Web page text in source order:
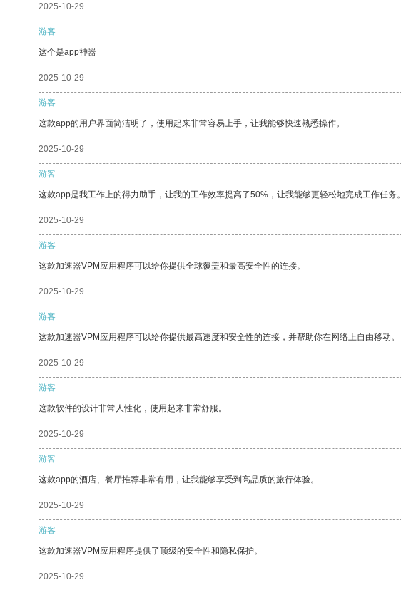
2025-10-29
游客
这个是app神器
2025-10-29
游客
这款app的用户界面简洁明了，使用起来非常容易上手，让我能够快速熟悉操作。
2025-10-29
游客
这款app是我工作上的得力助手，让我的工作效率提高了50%，让我能够更轻松地完成工作任务。
2025-10-29
游客
这款加速器VPM应用程序可以给你提供全球覆盖和最高安全性的连接。
2025-10-29
游客
这款加速器VPM应用程序可以给你提供最高速度和安全性的连接，并帮助你在网络上自由移动。
2025-10-29
游客
这款软件的设计非常人性化，使用起来非常舒服。
2025-10-29
游客
这款app的酒店、餐厅推荐非常有用，让我能够享受到高品质的旅行体验。
2025-10-29
游客
这款加速器VPM应用程序提供了顶级的安全性和隐私保护。
2025-10-29